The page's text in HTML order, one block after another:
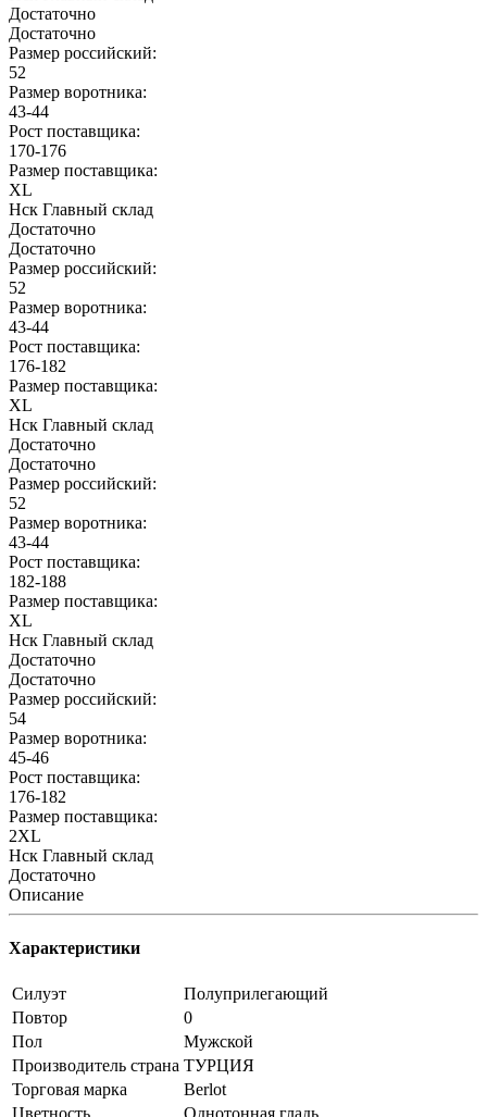
Достаточно
Достаточно
Размер российский:
52
Размер воротника:
43-44
Рост поставщика:
170-176
Размер поставщика:
XL
Нск Главный склад
Достаточно
Достаточно
Размер российский:
52
Размер воротника:
43-44
Рост поставщика:
176-182
Размер поставщика:
XL
Нск Главный склад
Достаточно
Достаточно
Размер российский:
52
Размер воротника:
43-44
Рост поставщика:
182-188
Размер поставщика:
XL
Нск Главный склад
Достаточно
Достаточно
Размер российский:
54
Размер воротника:
45-46
Рост поставщика:
176-182
Размер поставщика:
2XL
Нск Главный склад
Достаточно
Описание
Характеристики
Силуэт
Полуприлегающий
Повтор
0
Пол
Мужской
Производитель страна ТУРЦИЯ
Торговая марка
Berlot